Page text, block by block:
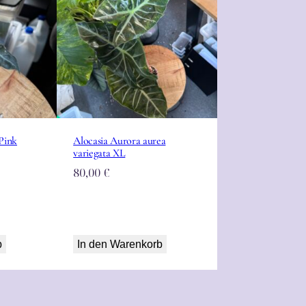
Alocasia Aurora aurea
variegata XL
80,00 €
In den Warenkorb